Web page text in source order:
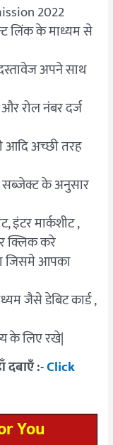
2022
लिंक के माध्यम से
अपने साथ
रोल नंबर दर्ज
आदि अच्छी तरह
सब्जेक्ट के अनुसार
इंटर मार्कशीट ,
क्लिक करे
जिसमे आपका
जैसे डेबिट कार्ड ,
के लिए रखे|
दबाएँ :-Click
You